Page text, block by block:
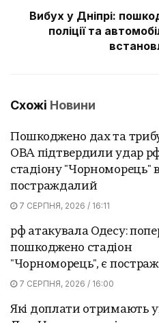
Вибух у Дніпрі:
поліції та
Схожі Новини
Пошкоджено дах та
ОВА підтвердили удар
стадіону "Чорноморець" в
постраждалий
7 СЕРПНЯ, 2026 / 16:11
рф атакувала Одесу:
пошкоджено стадіон
"Чорноморець", є
7 СЕРПНЯ, 2026 / 16:00
Які доплати отримають